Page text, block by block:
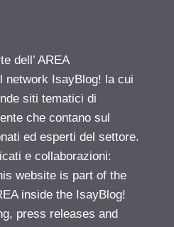
dell’ AREA
network IsayBlog! la cui
siti tematici di
che contano sul
ed esperti del settore.
e collaborazioni:
website is part of the
inside the IsayBlog!
press releases and